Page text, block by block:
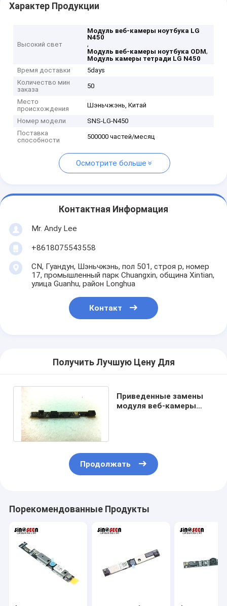
Характер Продукции
Высокий свет
Модуль веб-камеры ноутбука LG
N450
,
Модуль веб-камеры ноутбука ODM,
Модуль камеры тетради LG N450
Время доставки
5days
Количество мин
заказа
50
Место
происхождения
Шэньчжэнь, Китай
Номер модели
SNS-LG-N450
Поставка
способности
500000 частей/месяц
Осмотрите больше
Контактная Информация
Mr. Andy Lee
+8618075543558
CN, Гуандун, Шэньчжэнь, пол 501, строя p, номер
17, промышленный парк Chuangxin, община Xintian,
улица Guanhu, район Longhua
Контакт
Получить Лучшую Цену Для
Приведенные замены
модуля веб-камеры
Продолжать
Порекомендованные Продукты